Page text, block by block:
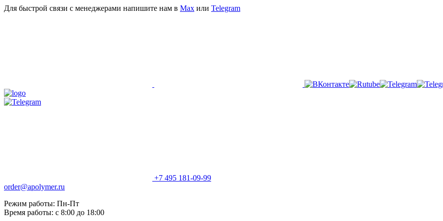
Для быстрой связи с менеджерами напишите нам в Мах или Telegram
+7 495 181-09-99
order@apolymer.ru
Режим работы: Пн-Пт
Время работы: с 8:00 до 18:00